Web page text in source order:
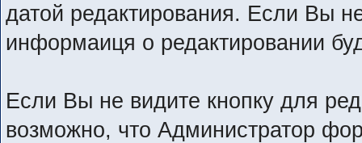
датой редактирования. Если Вы
информаиця о редактировании
Если Вы не видите кнопку для
возможно, что Администратор